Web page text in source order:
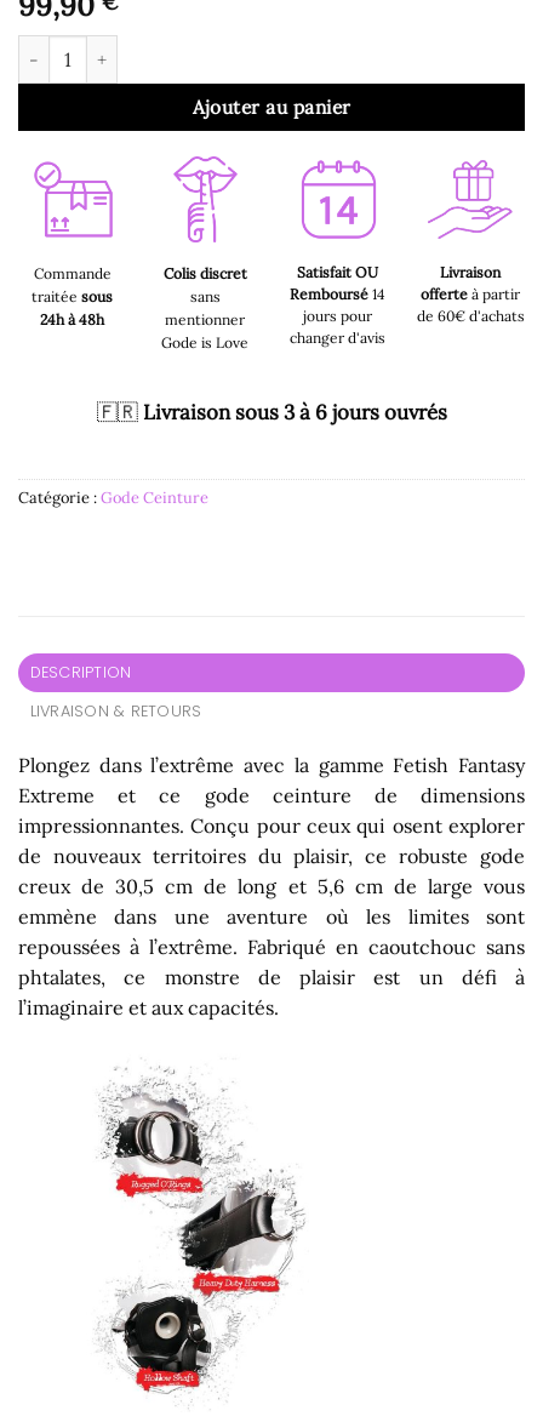
quantité de Gode Ceinture - Harnais avec Gode Creux 30.5cm
Ajouter au panier
Commande
traitée sous
24h à 48h
Colis discret
sans
mentionner
Gode is Love
Satisfait OU
Remboursé14
jours pour
changer d'avis
Livraison
offerte à partir
de 60€ d'achats
🇫🇷 Livraison sous 3 à 6 jours ouvrés
Catégorie :Gode Ceinture
DESCRIPTION
LIVRAISON & RETOURS
Plongez dans l’extrême avec la gamme Fetish Fantasy
Extreme et ce gode ceinture de dimensions
impressionnantes. Conçu pour ceux qui osent explorer
de nouveaux territoires du plaisir, ce robuste gode
creux de 30,5 cm de long et 5,6 cm de large vous
emmène dans une aventure où les limites sont
repoussées à l’extrême. Fabriqué en caoutchouc sans
phtalates, ce monstre de plaisir est un défi à
l’imaginaire et aux capacités.